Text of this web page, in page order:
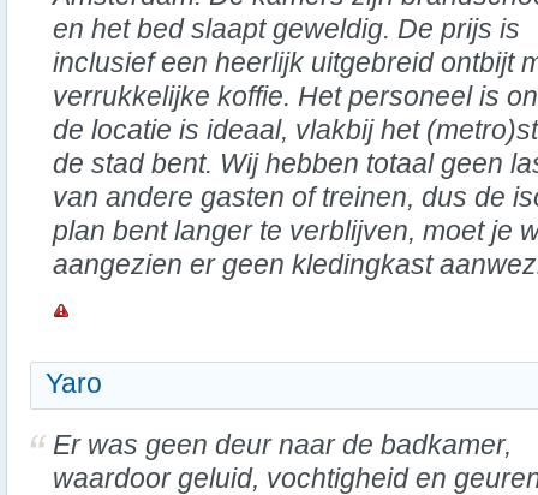
en het bed slaapt geweldig. De prijs is
inclusief een heerlijk uitgebreid ontbijt
verrukkelijke koffie. Het personeel is
de locatie is ideaal, vlakbij het
de stad bent. Wij hebben totaal geen
van andere gasten of treinen, dus de
plan bent langer te verblijven, moet je
aangezien er geen kledingkast
Yaro
Er was geen deur naar de badkamer,
waardoor geluid, vochtigheid en